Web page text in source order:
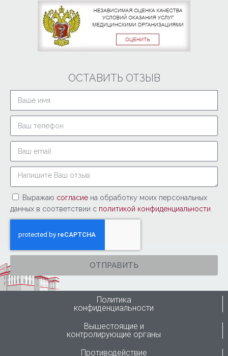
ОСТАВИТЬ ОТЗЫВ
Выражаю согласие на обработку моих персональных
данных в соответствии с политикой конфиденциальности
ОТПРАВИТЬ
Политика
конфиденциальности
Вышестоящие и
контролирующие органы
Противодействие